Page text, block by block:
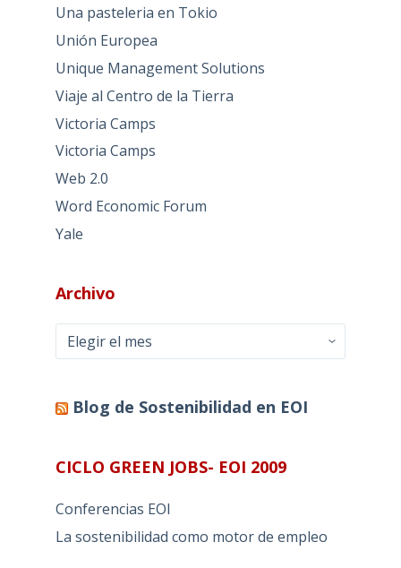
Una pasteleria en Tokio
Unión Europea
Unique Management Solutions
Viaje al Centro de la Tierra
Victoria Camps
Victoria Camps
Web 2.0
Word Economic Forum
Yale
Archivo
Archivo
Blog de Sostenibilidad en EOI
CICLO GREEN JOBS- EOI 2009
Conferencias EOI
La sostenibilidad como motor de empleo